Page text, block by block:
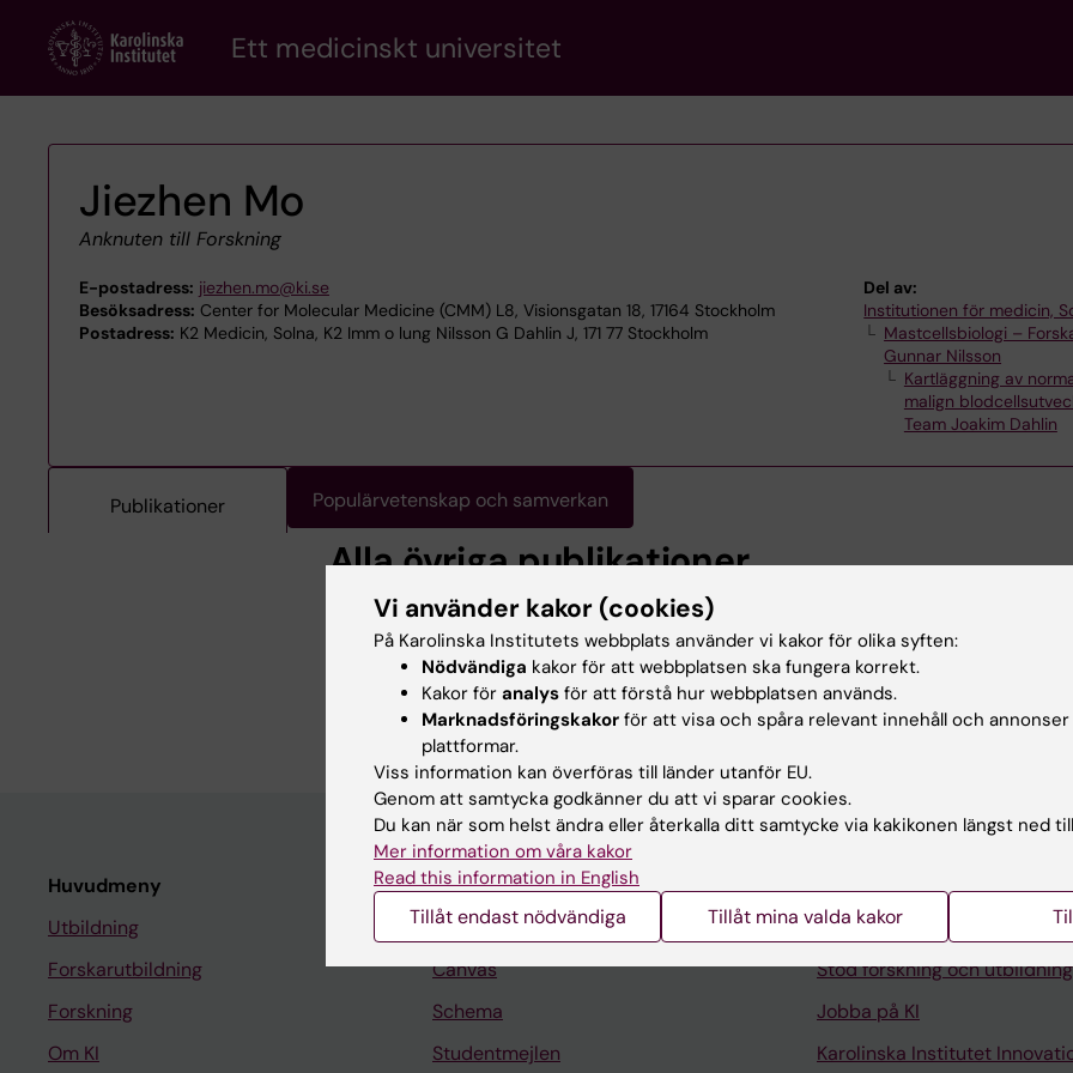
content
Ett medicinskt universitet
Jiezhen Mo
Anknuten till Forskning
E-postadress: jiezhen.mo@ki.se
Besöksadress: Center for Molecular Medicine (CMM) L8, Visionsgatan 18, 17164 Stockholm
Postadress: K2 Medicin, Solna, K2 Imm o lung Nilsson G Dahlin J, 171 77 Stockholm
Del av:
Institutionen för medicin,
Mastcellsbiologi –
Gunnar Nilsson
Kartläggning av
malign
Team Joakim Dahlin
Publikationer Populärvetenskap och samverkan
Alla övriga publikationer
LETTER:BLOOD ADVANCES. 2024;8(15):3941-3945
CRISPR/Cas9-mediated gene disruption determines the roles of MITF and
human mast cell differentiation
Mo J; Wermeling F; Nilsson G; Dahlin JS
Huvudmeny
Utbildning
Forskarutbildning
Forskning
Om KI
Student
Ladok
Canvas
Schema
Studentmejlen
Kontakta och besök KI
Universitetsbiblioteket
Stöd forskning och utbildning
Jobba på KI
Karolinska Institutet
Vi använder kakor (cookies)
På Karolinska Institutets webbplats använder vi kakor för olika syften:
Nödvändiga kakor för att webbplatsen ska fungera korrekt.
Kakor för analys för att förstå hur webbplatsen används.
Marknadsföringskakor för att visa och spåra relevant innehåll och
plattformar.
Viss information kan överföras till länder utanför EU.
Genom att samtycka godkänner du att vi sparar cookies.
Du kan när som helst ändra eller återkalla ditt samtycke via kakikonen längst ned
Mer information om våra kakor
Read this information in English
Tillåt endast nödvändiga Tillåt mina valda kakor